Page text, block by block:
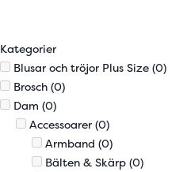
Kategorier
Blusar och tröjor Plus Size (0)
Brosch (0)
Dam (0)
Accessoarer (0)
Armband (0)
Bälten & Skärp (0)